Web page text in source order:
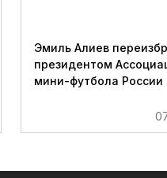
Эмиль Алиев
президентом
мини-футбола России